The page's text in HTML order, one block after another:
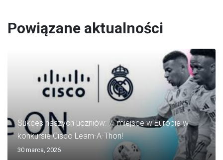
Powiązane aktualności
Sukces naszych uczniów: 7. miejsce w Europie w
konkursie Cisco Learn-A-Thon!
30 marca, 2026